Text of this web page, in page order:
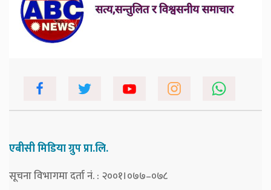
एबीसी मिडिया ग्रुप प्रा.लि.
सूचना विभागमा दर्ता नं. : २००१।०७७–०७८